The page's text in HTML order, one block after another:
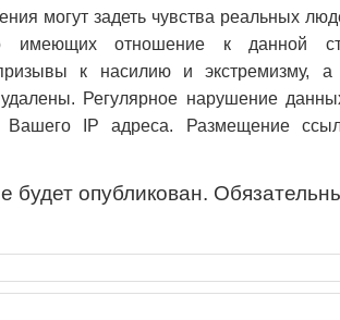
могут задеть чувства реальных
имеющих отношение к данной
к насилию и экстремизму, а
удалены. Регулярное нарушение
Вашего IP адреса. Размещение
будет опубликован.